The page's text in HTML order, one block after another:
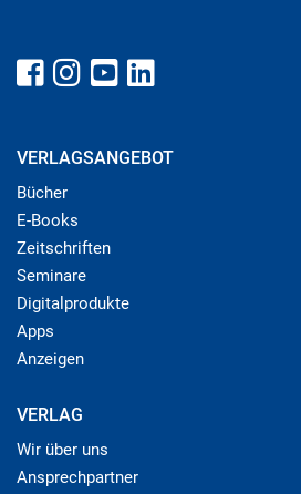
VERLAGSANGEBOT
Bücher
E-Books
Zeitschriften
Seminare
Digitalprodukte
Apps
Anzeigen
VERLAG
Wir über uns
Ansprechpartner